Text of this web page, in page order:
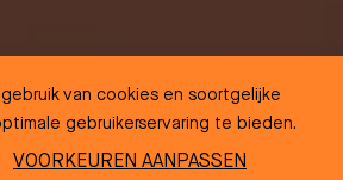
van cookies en soortgelijke
gebruikerservaring te bieden.
VOORKEUREN AANPASSEN